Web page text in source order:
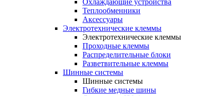
Охлаждающие устройства
Теплообменники
Аксессуары
Электротехнические клеммы
Электротехнические клеммы
Проходные клеммы
Распределительные блоки
Разветвительные клеммы
Шинные системы
Шинные системы
Гибкие медные шины